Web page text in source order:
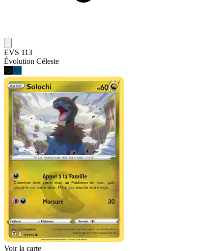
EVS 113
Évolution Céleste
Voir la carte